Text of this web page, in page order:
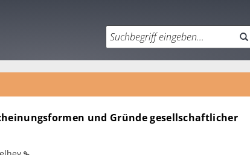
und Gründe gesellschaftlicher